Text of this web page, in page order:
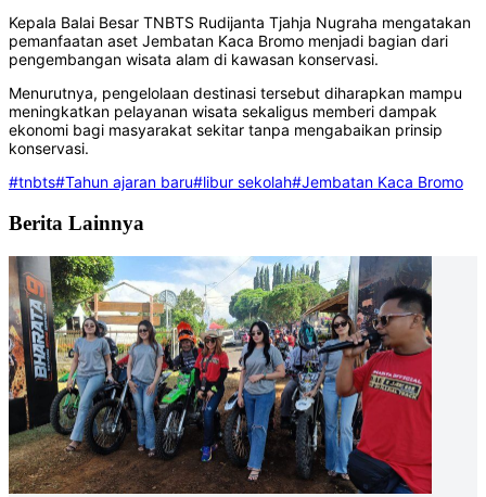
Kepala Balai Besar TNBTS Rudijanta Tjahja Nugraha mengatakan
pemanfaatan aset Jembatan Kaca Bromo menjadi bagian dari
pengembangan wisata alam di kawasan konservasi.
Menurutnya, pengelolaan destinasi tersebut diharapkan mampu
meningkatkan pelayanan wisata sekaligus memberi dampak
ekonomi bagi masyarakat sekitar tanpa mengabaikan prinsip
konservasi.
#tnbts#Tahun ajaran baru#libur sekolah#Jembatan Kaca Bromo
Berita Lainnya